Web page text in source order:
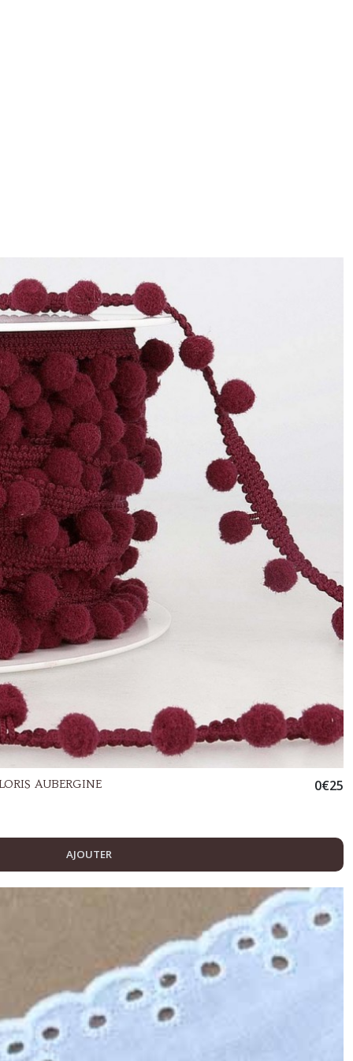
AUBERGINE 0€25
AJOUTER